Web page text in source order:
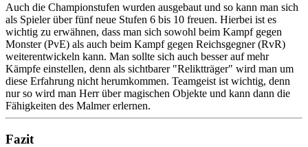
Auch die Championstufen wurden ausgebaut und so kann man sich
als Spieler über fünf neue Stufen 6 bis 10 freuen. Hierbei ist es
wichtig zu erwähnen, dass man sich sowohl beim Kampf gegen
Monster (PvE) als auch beim Kampf gegen Reichsgegner (RvR)
weiterentwickeln kann. Man sollte sich auch besser auf mehr
Kämpfe einstellen, denn als sichtbarer "Reliktträger" wird man um
diese Erfahrung nicht herumkommen. Teamgeist ist wichtig, denn
nur so wird man Herr über magischen Objekte und kann dann die
Fähigkeiten des Malmer erlernen.
Fazit